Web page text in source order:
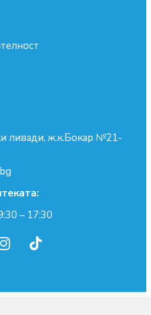
ливади, ж.к.Бокар №21-
– 17:30